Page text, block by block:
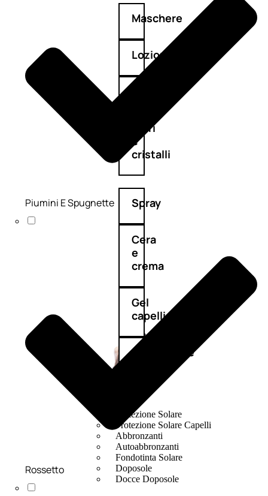
Maschere
Lozioni
Sieri
e
cristalli
Spray
Cera
e
crema
Gel
capelli
Colorazione
Protezione Solare
Protezione Solare Capelli
Abbronzanti
Autoabbronzanti
Fondotinta Solare
Doposole
Docce Doposole
Piumini E Spugnette
Rossetto